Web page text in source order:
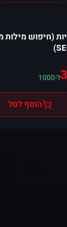
(חיפוש
ל-1000
הוסף לסל